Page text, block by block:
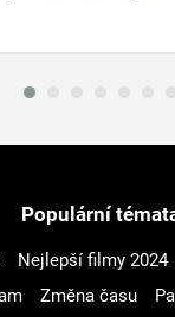
Populární
Nejlepší filmy 2024
Změna času